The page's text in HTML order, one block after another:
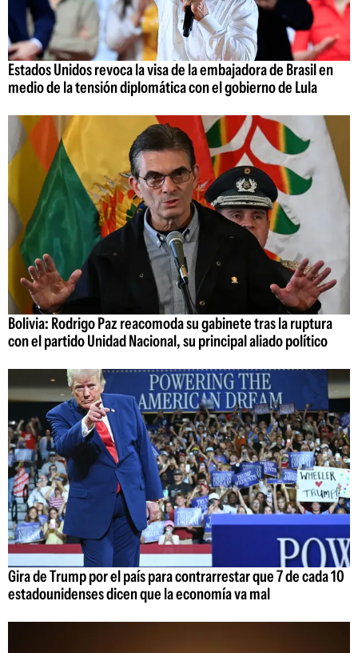
Estados Unidos revoca la visa de la embajadora de Brasil en
medio de la tensión diplomática con el gobierno de Lula
Bolivia: Rodrigo Paz reacomoda su gabinete tras la ruptura
con el partido Unidad Nacional, su principal aliado político
Gira de Trump por el país para contrarrestar que 7 de cada 10
estadounidenses dicen que la economía va mal